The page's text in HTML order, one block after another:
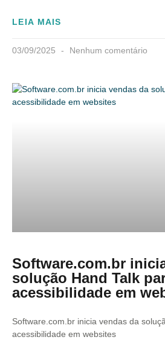
LEIA MAIS
03/09/2025 Nenhum comentário
Software.com.br
solução Hand Talk
acessibilidade em
Software.com.br inicia vendas da
acessibilidade em websites